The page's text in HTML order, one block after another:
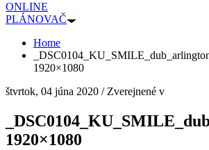
ONLINE
PLÁNOVAČ
Home
1920×1080
štvrtok, 04 júna 2020 /Zverejnené v
1920×1080